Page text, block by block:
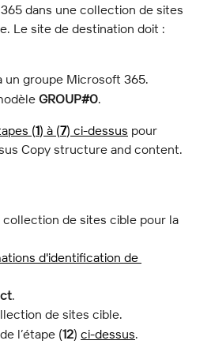
dans une collection de sites
Le site de destination doit :
un groupe Microsoft 365.
GROUP#0.
(1) à (7) ci-dessus pour
Copy structure and content.
collection de sites cible pour la
d'identification de
.
de sites cible.
l’étape (12) ci-dessus.